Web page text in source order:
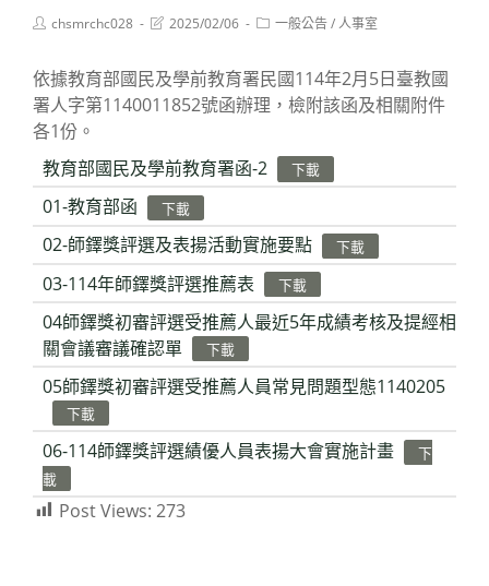
Postchsmrchc028
Post2025/02/06
Post一般公告/人事室
依據教育部國民及學前教育署民國114年2月5日臺教國
署人字第1140011852號函辦理，檢附該函及相關附件
各1份。
教育部國民及學前教育署函-2
下載
01-教育部函 下載
02-師鐸獎評選及表揚活動實施要點 下載
03-114年師鐸獎評選推薦表 下載
04師鐸獎初審評選受推薦人最近5年成績考核及提經相
關會議審議確認單
下載
05師鐸獎初審評選受推薦人員常見問題型態1140205
下載
06-114師鐸獎評選績優人員表揚大會實施計畫
下
載
Post Views: 273